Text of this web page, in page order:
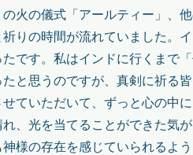
火の儀式「アールティー」、
りの時間が流れていました。イ
です。私はインドに行くまで
と思うのですが、真剣に祈る
ていただいて、ずっと心の中
、光を当てることができた気
様の存在を感じていられるよ